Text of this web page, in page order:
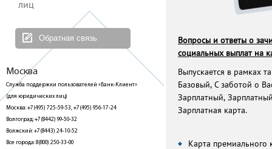
лиц
Обратная связь
Москва
Служба поддержки пользователей «Банк-Клиент»
(для юридических лиц)
Москва: +7(495) 725-59-53, +7(495) 956-17-24
Волгоград: +7(8442) 99-50-32
Волжский: +7(8443) 24-10-52
Все города: 8(800) 250-33-00
Вопросы и ответы о
социальных выплат на
Выпускается в рамках
Базовый, С заботой о
Зарплатный,
Зарплатная карта.
Карта премиального